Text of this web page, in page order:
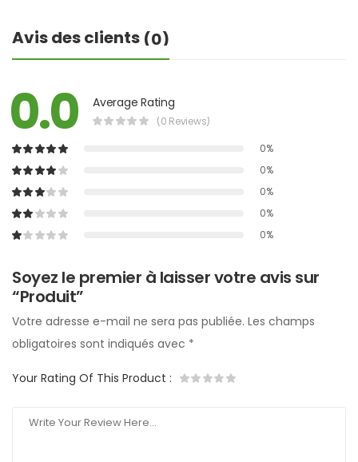
Avis des clients (0)
0.0 Average Rating
(0 Reviews)
0%
0%
0%
0%
0%
Soyez le premier à laisser votre avis sur
“Produit”
Votre adresse e-mail ne sera pas publiée. Les champs
obligatoires sont indiqués avec *
Your Rating Of This Product :